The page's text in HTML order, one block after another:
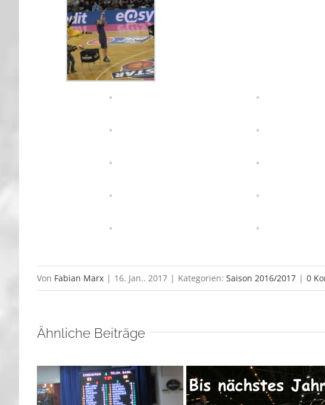
Von Fabian Marx | 16. Jan.. 2017 | Kategorien: Saison 2016/2017 | 0
Ähnliche Beiträge